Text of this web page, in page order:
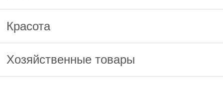
Красота
Хозяйственные товары